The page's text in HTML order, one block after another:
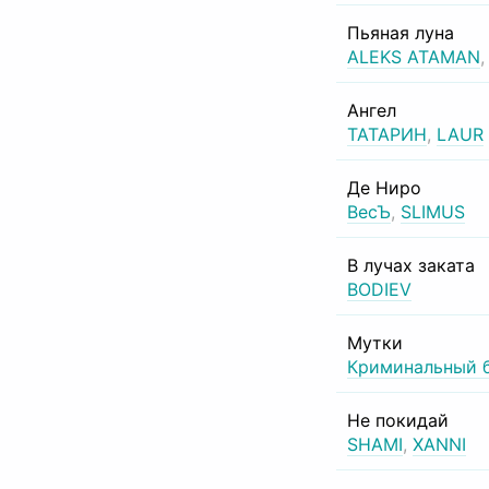
Пьяная луна
ALEKS ATAMAN,
Ангел
ТАТАРИН, LAUR
Де Ниро
ВесЪ, SLIMUS
В лучах заката
BODIEV
Мутки
Криминальный
Не покидай
SHAMI, XANNI